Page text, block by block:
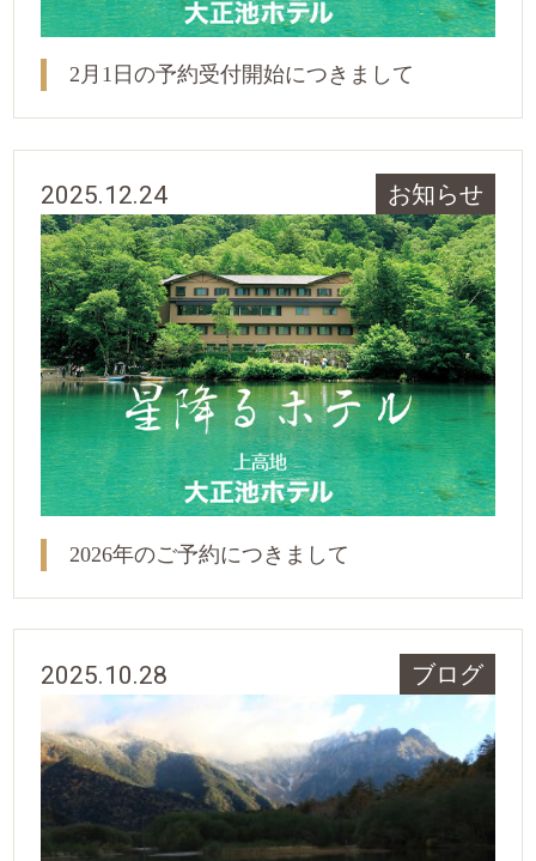
2月1日の予約受付開始につきまして
2025.12.24 お知らせ
2026年のご予約につきまして
2025.10.28 ブログ